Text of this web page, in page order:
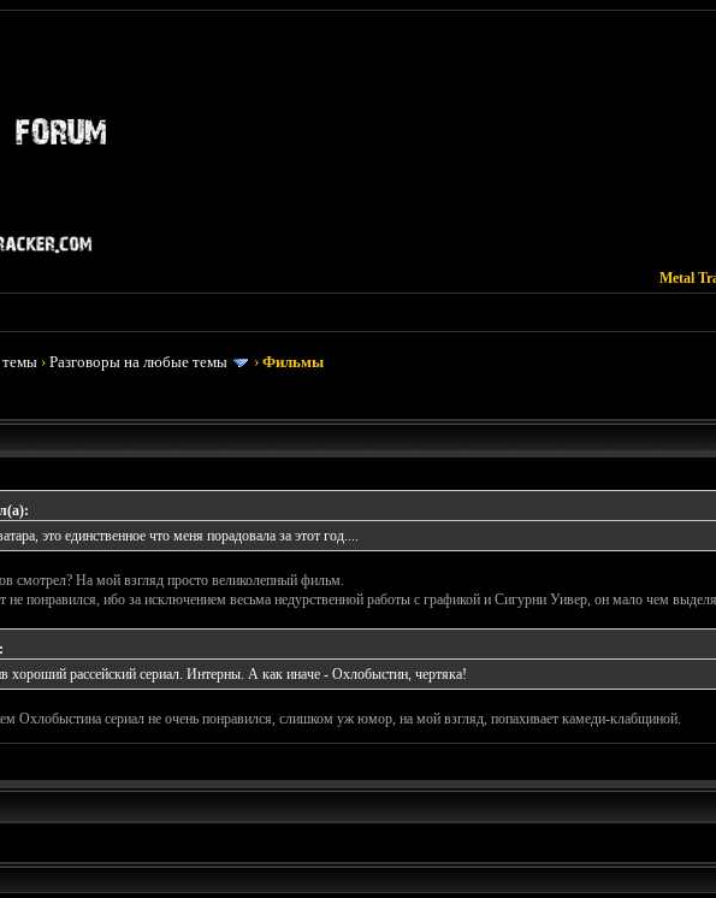
Metal
темы ›Разговоры на любые темы ›Фильмы
это единственное что меня порадовала за этот год....
смотрел? На мой взгляд просто великолепный фильм.
не понравился, ибо за исключением весьма недурственной работы с графикой и Сигурни Уивер, он мало чем
хороший рассейский сериал. Интерны. А как иначе - Охлобыстин, чертяка!
Охлобыстина сериал не очень понравился, слишком уж юмор, на мой взгляд, попахивает камеди-клабщиной.